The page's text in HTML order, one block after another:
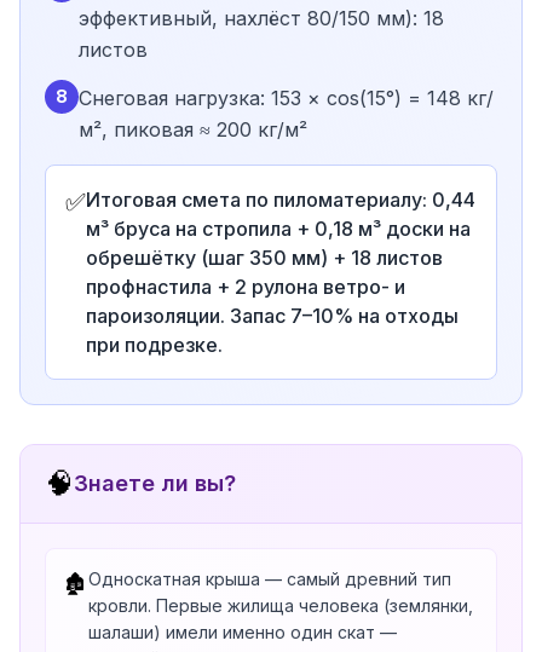
эффективный, нахлёст 80/150 мм): 18
листов
8 Снеговая нагрузка: 153 × cos(15°) = 148 кг/
м², пиковая ≈ 200 кг/м²
✅Итоговая смета по пиломатериалу: 0,44
м³ бруса на стропила + 0,18 м³ доски на
обрешётку (шаг 350 мм) + 18 листов
профнастила + 2 рулона ветро- и
пароизоляции. Запас 7–10% на отходы
при подрезке.
🧠Знаете ли вы?
🏚️ Односкатная крыша — самый древний тип
кровли. Первые жилища человека (землянки,
шалаши) имели именно один скат —